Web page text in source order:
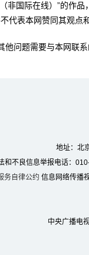
非国际在线）”的作
代表本网赞同其观点
他问题需要与本网联
地址：北
和不良信息举报电话：
务自律公约 信息网络传播
中央广播电